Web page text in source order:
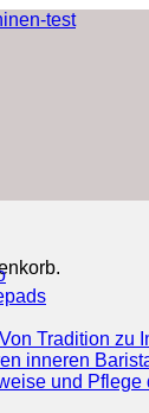
Tradition zu
inneren
und